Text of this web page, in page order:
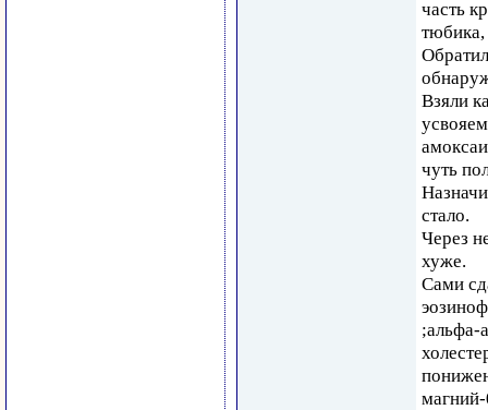
часть
тюбика,
Взяли
чуть
стало.
Через
хуже.
Сами
;альфа-